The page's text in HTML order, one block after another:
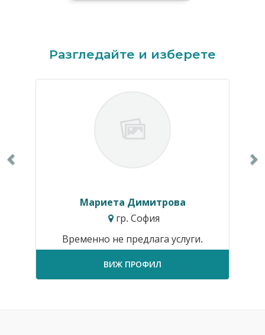
Разгледайте и изберете
Мариета Димитрова
гр. София
Временно не предлага услуги.
ВИЖ ПРОФИЛ